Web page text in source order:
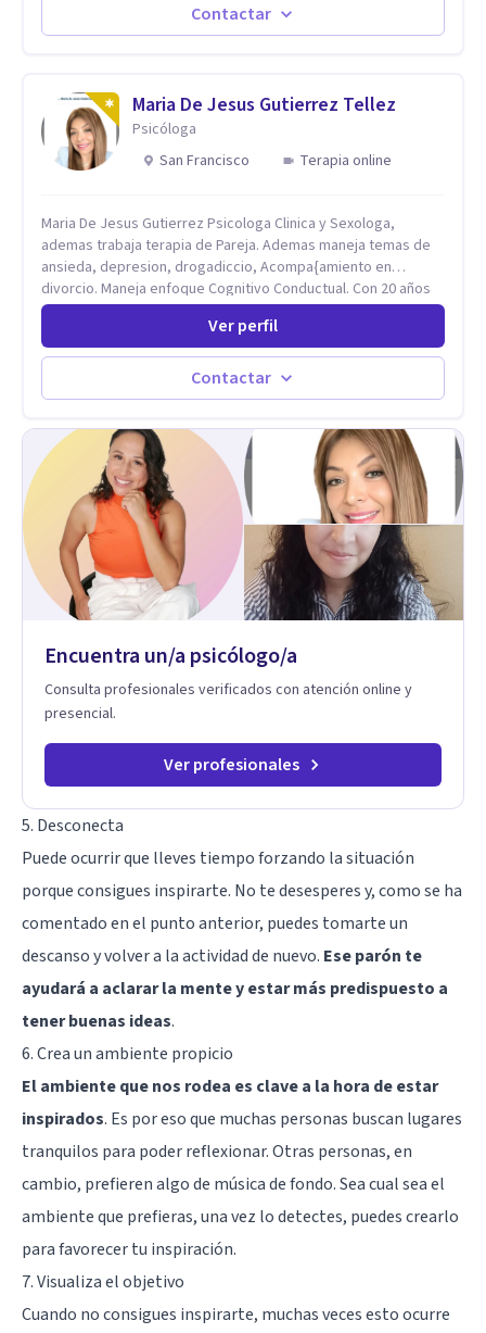
nuestros diarios sucesos es el detonator que nos lleva al
resultado de efectos impactantes que se nos quedaran
es derecho de toda la GENTE.
Contactar
Maria De Jesus Gutierrez Tellez
Psicóloga
San Francisco
Terapia online
Maria De Jesus Gutierrez Psicologa Clinica y Sexologa,
ademas trabaja terapia de Pareja. Ademas maneja temas de
ansieda, depresion, drogadiccio, Acompa{amiento en
divorcio. Maneja enfoque Cognitivo Conductual. Con 20 años
de experiencia, constantemente capacitandose en las
diferntes areas de la Salud Mental.
Ver perfil
Contactar
Encuentra un/a psicólogo/a
Consulta profesionales verificados con atención online y
presencial.
Ver profesionales
5. Desconecta
Puede ocurrir que lleves tiempo forzando la situación
porque consigues inspirarte. No te desesperes y, como se ha
comentado en el punto anterior, puedes tomarte un
descanso y volver a la actividad de nuevo. Ese parón te
ayudará a aclarar la mente y estar más predispuesto a
tener buenas ideas.
6. Crea un ambiente propicio
El ambiente que nos rodea es clave a la hora de estar
inspirados. Es por eso que muchas personas buscan lugares
tranquilos para poder reflexionar. Otras personas, en
cambio, prefieren algo de música de fondo. Sea cual sea el
ambiente que prefieras, una vez lo detectes, puedes crearlo
para favorecer tu inspiración.
7. Visualiza el objetivo
Cuando no consigues inspirarte, muchas veces esto ocurre